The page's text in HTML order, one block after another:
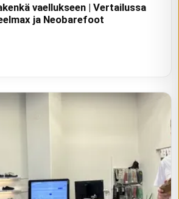
vaellukseen | Vertailussa
ja Neobarefoot